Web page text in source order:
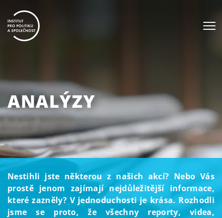
ANALÝZY
Nestihli jste některou z našich akcí? Nebo Vás
prostě jenom zajímají nejdůležitější informace,
které zazněly? V jednoduchosti je krása. Rozhodli
jsme se proto, že všechny reporty, videa,